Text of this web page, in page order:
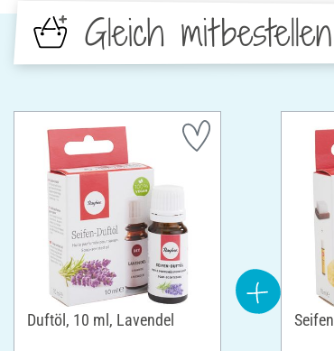
Gleich mitbestellen
Duftöl, 10 ml, Lavendel